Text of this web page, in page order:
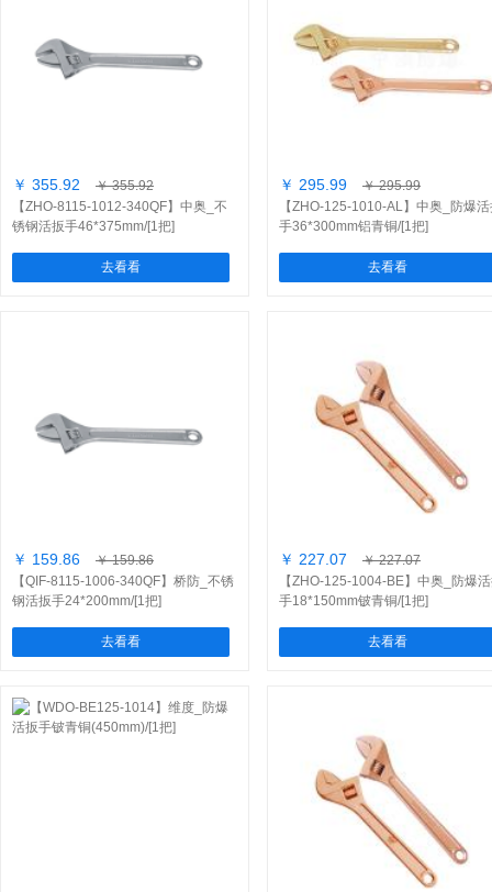
￥ 355.92
￥ 355.92
【ZHO-8115-1012-340QF】中奥_不
锈钢活扳手46*375mm/[1把]
去看看
￥ 295.99
￥ 295.99
【ZHO-125-1010-AL】中奥_防爆
手36*300mm铝青铜/[1把]
去看看
￥ 159.86
￥ 159.86
【QIF-8115-1006-340QF】桥防_不锈
钢活扳手24*200mm/[1把]
去看看
￥ 227.07
￥ 227.07
【ZHO-125-1004-BE】中奥_防爆
手18*150mm铍青铜/[1把]
去看看